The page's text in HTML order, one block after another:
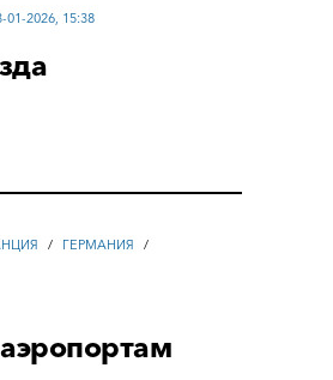
01-2026, 15:38
/ ГЕРМАНИЯ
/